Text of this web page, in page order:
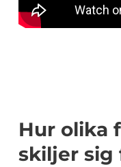
Hur olika
skiljer sig